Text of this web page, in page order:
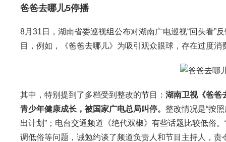
爸爸去哪儿5停播
8月31日，湖南省委巡视组公布对湖南广电巡视“回头看”
目，例如，《爸爸去哪儿》为吸引观众眼球，存在过度
其中，特别提到了多档受到整改的节目： 湖南卫视《爸爸
青少年健康成长，被国家广电总局叫停。 整改情况是“按
出计划”；电台交通频道《绝代双椒》有些话题比较低俗
调低俗等问题，诫勉约谈了频道负责人和节目主持人，